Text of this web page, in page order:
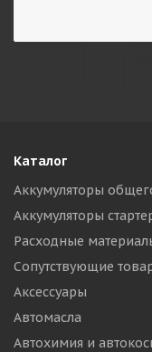
Каталог
Аккумуляторы
Аккумуляторы
Расходные
Сопутствующие
Аксессуары
Автомасла
Автохимия и